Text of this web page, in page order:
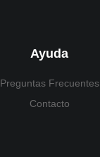
Ayuda
Preguntas Frecuentes
Contacto